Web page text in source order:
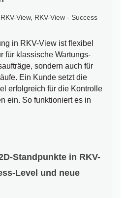
RKV-View, RKV-View - Success
in RKV-View ist flexibel
für klassische Wartungs-
sondern auch für
Ein Kunde setzt die
erfolgreich für die Kontrolle
ein. So funktioniert es in
Standpunkte in RKV-
Level und neue